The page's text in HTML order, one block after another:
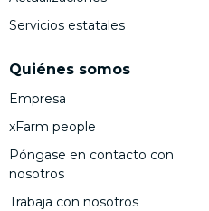
Servicios estatales
Quiénes somos
Empresa
xFarm people
Póngase en contacto con
nosotros
Trabaja con nosotros